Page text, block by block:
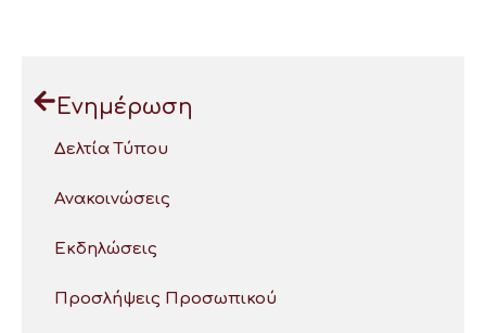
Ενημέρωση
Δελτία Τύπου
Ανακοινώσεις
Εκδηλώσεις
Προσλήψεις Προσωπικού